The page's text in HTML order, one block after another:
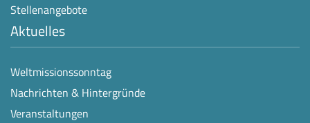
Stellenangebote
Aktuelles
Weltmissionssonntag
Nachrichten & Hintergründe
Veranstaltungen